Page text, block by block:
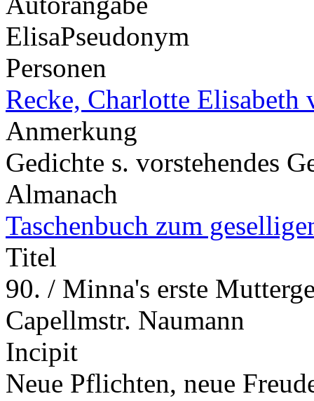
ElisaPseudonym
Personen
Recke, Charlotte Elisabeth
Anmerkung
Gedichte s. vorstehendes
Almanach
Taschenbuch zum
Titel
90. / Minna's erste
Capellmstr. Naumann
Incipit
Neue Pflichten, neue